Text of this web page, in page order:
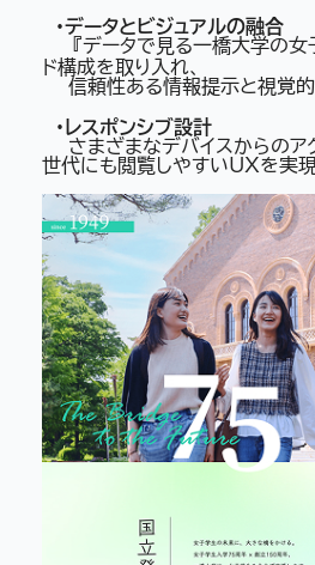
・データとビジュアルの融合
『データで見る一橋大学の女
ド構成を取り入れ、
信頼性ある情報提示と視覚的
・レスポンシブ設計
さまざまなデバイスからのア
世代にも閲覧しやすいUXを実現